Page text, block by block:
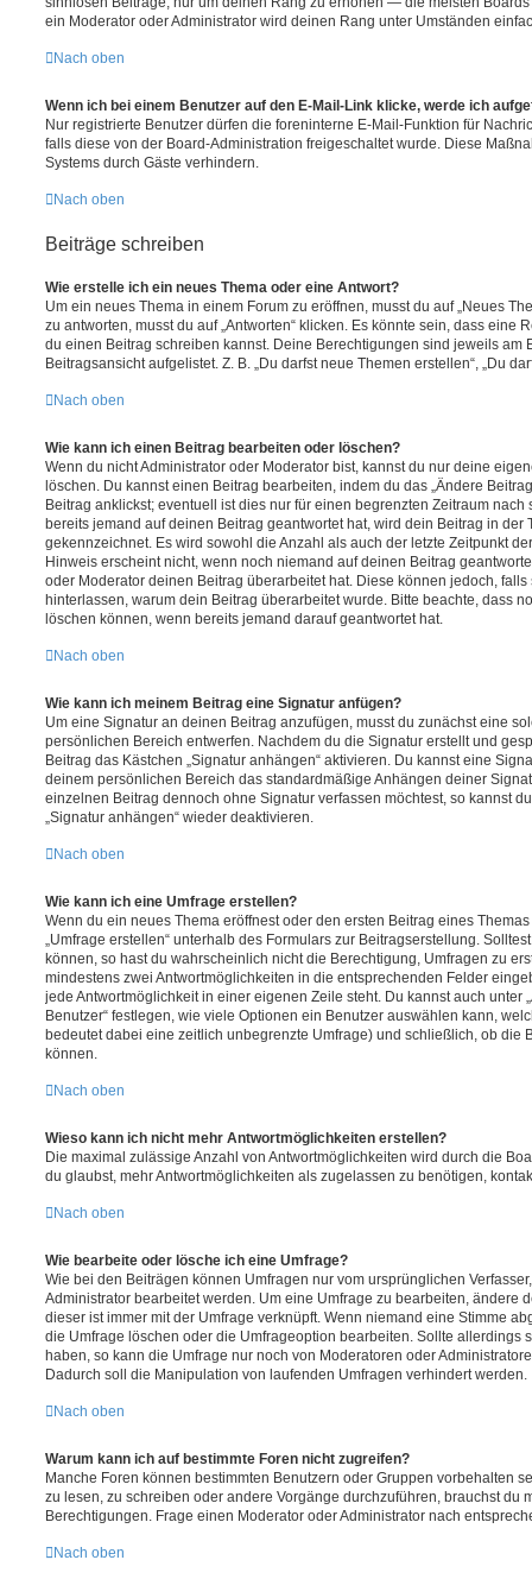
ein Moderator oder Administrator wird deinen Rang unter Umständen
Nach oben
Wenn ich bei einem Benutzer auf den E-Mail-Link klicke, werde ich
Nur registrierte Benutzer dürfen die foreninterne E-Mail-Funktion für
falls diese von der Board-Administration freigeschaltet wurde. Diese
Systems durch Gäste verhindern.
Nach oben
Beiträge schreiben
Wie erstelle ich ein neues Thema oder eine Antwort?
Um ein neues Thema in einem Forum zu eröffnen, musst du auf „Neues
zu antworten, musst du auf „Antworten“ klicken. Es könnte sein, dass eine
du einen Beitrag schreiben kannst. Deine Berechtigungen sind jeweils am
Beitragsansicht aufgelistet. Z. B. „Du darfst neue Themen erstellen“, „Du
Nach oben
Wie kann ich einen Beitrag bearbeiten oder löschen?
Wenn du nicht Administrator oder Moderator bist, kannst du nur deine
löschen. Du kannst einen Beitrag bearbeiten, indem du das „Ändere
Beitrag anklickst; eventuell ist dies nur für einen begrenzten Zeitraum
bereits jemand auf deinen Beitrag geantwortet hat, wird dein Beitrag in der
gekennzeichnet. Es wird sowohl die Anzahl als auch der letzte Zeitpunkt
Hinweis erscheint nicht, wenn noch niemand auf deinen Beitrag
oder Moderator deinen Beitrag überarbeitet hat. Diese können jedoch,
hinterlassen, warum dein Beitrag überarbeitet wurde. Bitte beachte, dass
löschen können, wenn bereits jemand darauf geantwortet hat.
Nach oben
Wie kann ich meinem Beitrag eine Signatur anfügen?
Um eine Signatur an deinen Beitrag anzufügen, musst du zunächst eine
persönlichen Bereich entwerfen. Nachdem du die Signatur erstellt und
Beitrag das Kästchen „Signatur anhängen“ aktivieren. Du kannst eine
deinem persönlichen Bereich das standardmäßige Anhängen deiner
einzelnen Beitrag dennoch ohne Signatur verfassen möchtest, so kannst
„Signatur anhängen“ wieder deaktivieren.
Nach oben
Wie kann ich eine Umfrage erstellen?
Wenn du ein neues Thema eröffnest oder den ersten Beitrag eines
„Umfrage erstellen“ unterhalb des Formulars zur Beitragserstellung.
können, so hast du wahrscheinlich nicht die Berechtigung, Umfragen zu
mindestens zwei Antwortmöglichkeiten in die entsprechenden Felder
jede Antwortmöglichkeit in einer eigenen Zeile steht. Du kannst auch unter
Benutzer“ festlegen, wie viele Optionen ein Benutzer auswählen kann,
bedeutet dabei eine zeitlich unbegrenzte Umfrage) und schließlich, ob die
können.
Nach oben
Wieso kann ich nicht mehr Antwortmöglichkeiten erstellen?
Die maximal zulässige Anzahl von Antwortmöglichkeiten wird durch die
du glaubst, mehr Antwortmöglichkeiten als zugelassen zu benötigen,
Nach oben
Wie bearbeite oder lösche ich eine Umfrage?
Wie bei den Beiträgen können Umfragen nur vom ursprünglichen
Administrator bearbeitet werden. Um eine Umfrage zu bearbeiten, ändere
dieser ist immer mit der Umfrage verknüpft. Wenn niemand eine Stimme
die Umfrage löschen oder die Umfrageoption bearbeiten. Sollte allerdings
haben, so kann die Umfrage nur noch von Moderatoren oder
Dadurch soll die Manipulation von laufenden Umfragen verhindert werden.
Nach oben
Warum kann ich auf bestimmte Foren nicht zugreifen?
Manche Foren können bestimmten Benutzern oder Gruppen vorbehalten
zu lesen, zu schreiben oder andere Vorgänge durchzuführen, brauchst du
Berechtigungen. Frage einen Moderator oder Administrator nach
Nach oben